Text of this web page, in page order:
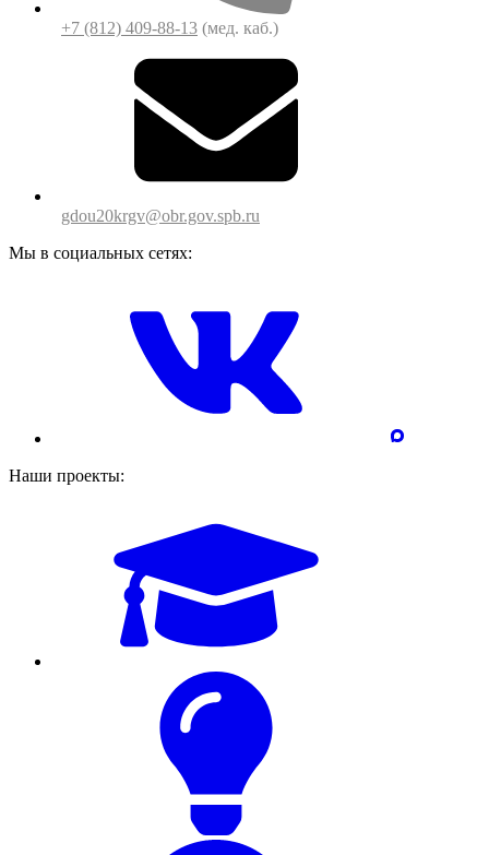
+7 (812) 409-88-13 (мед. каб.)
gdou20krgv@obr.gov.spb.ru
Мы в социальных сетях:
Наши проекты: